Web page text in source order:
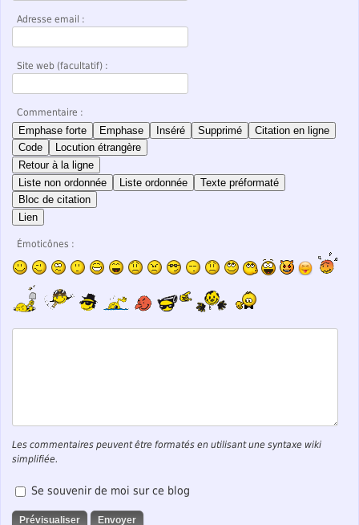
Adresse email :
Site web (facultatif) :
Commentaire :
Emphase forte Emphase Inséré Supprimé
Citation en ligne
Code
Locution étrangère
Retour à la ligne
Liste non ordonnée
Liste ordonnée
Texte préformaté
Bloc de citation
Lien
Émoticônes :
Les commentaires peuvent être formatés en utilisant une syntaxe wiki
simplifiée.
Se souvenir de moi sur ce blog